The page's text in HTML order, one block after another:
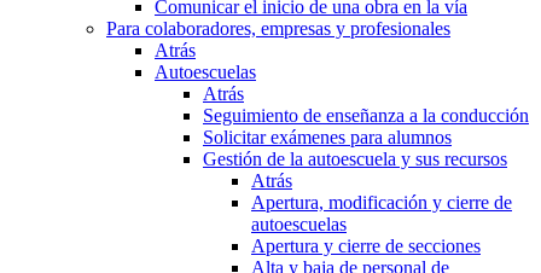
Comunicar el inicio de una obra en la vía
Para colaboradores, empresas y profesionales
Atrás
Autoescuelas
Atrás
Seguimiento de enseñanza a la conducción
Solicitar exámenes para alumnos
Gestión de la autoescuela y sus recursos
Atrás
Apertura, modificación y cierre de
autoescuelas
Apertura y cierre de secciones
Alta y baja de personal de